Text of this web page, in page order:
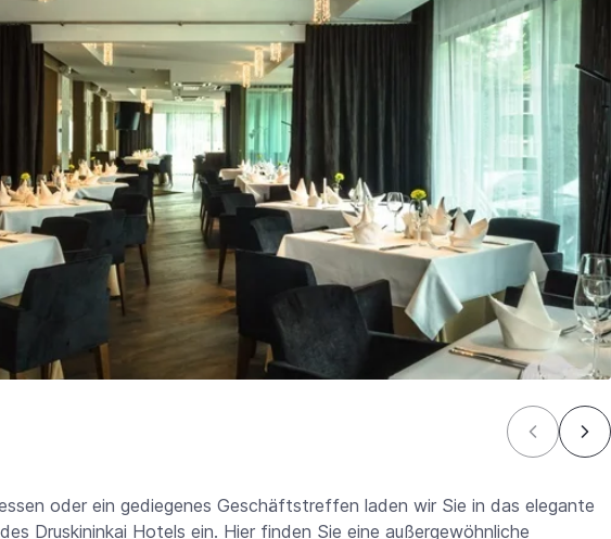
oder ein gediegenes Geschäftstreffen laden wir Sie in das elegante
Druskininkai Hotels ein. Hier finden Sie eine außergewöhnliche